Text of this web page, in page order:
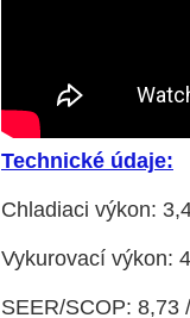
Technické údaje:
Chladiaci výkon:
Vykurovací výkon:
SEER/SCOP: 8,73